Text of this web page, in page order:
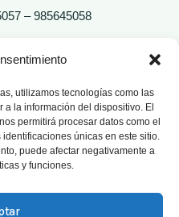
utilizamos tecnologías como las
la información del dispositivo. El
permitirá procesar datos como el
únicas en este sitio.
puede afectar negativamente a
y funciones.
– 985645058